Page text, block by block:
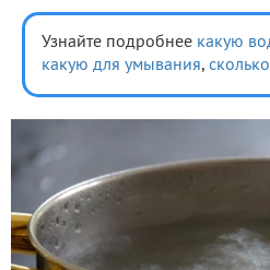
Узнайте подробнее какую
какую для умывания,